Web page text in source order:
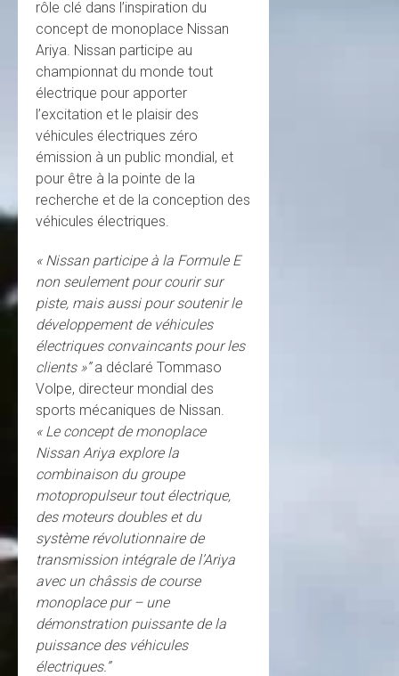
rôle clé dans l’inspiration du
concept de monoplace Nissan
Ariya. Nissan participe au
championnat du monde tout
électrique pour apporter
l’excitation et le plaisir des
véhicules électriques zéro
émission à un public mondial, et
pour être à la pointe de la
recherche et de la conception des
véhicules électriques.
« Nissan participe à la Formule E
non seulement pour courir sur
piste, mais aussi pour soutenir le
développement de véhicules
électriques convaincants pour les
clients »”a déclaré Tommaso
Volpe, directeur mondial des
sports mécaniques de Nissan.
« Le concept de monoplace
Nissan Ariya explore la
combinaison du groupe
motopropulseur tout électrique,
des moteurs doubles et du
système révolutionnaire de
transmission intégrale de l’Ariya
avec un châssis de course
monoplace pur – une
démonstration puissante de la
puissance des véhicules
électriques.”